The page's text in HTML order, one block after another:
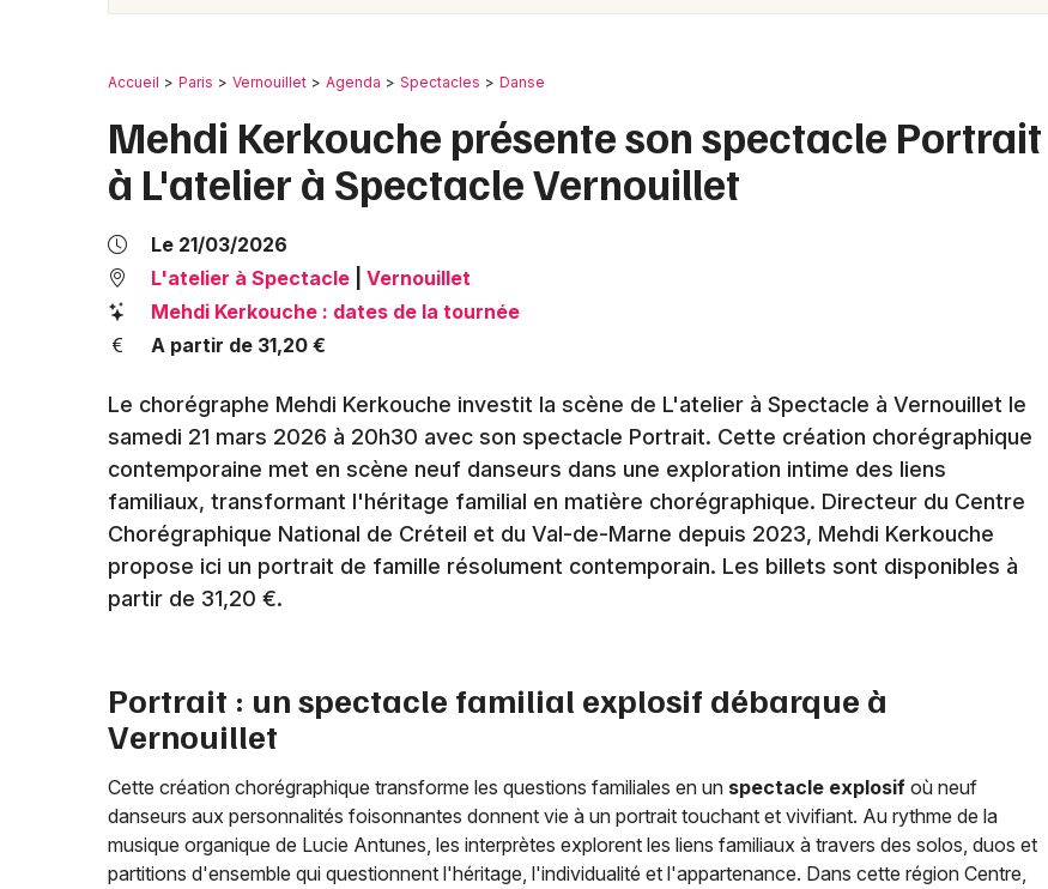
Soirées
Danse en Eure-et-Loir
Danse dans le Centre
Danse dans le Centre-Val de Loire
Artistes en tournée
Actus à Paris
Magazine à Paris
Mulhouse
Nice
Accueil Paris Vernouillet Agenda Spectacles Danse
Mehdi Kerkouche présente son spectacle Portrait
à L'atelier à Spectacle Vernouillet
Le 21/03/2026
L'atelier à Spectacle
Vernouillet
Mehdi Kerkouche : dates de la tournée
A partir de 31,20 €
Le chorégraphe Mehdi Kerkouche investit la scène de L'atelier à Spectacle à Vernouillet le
samedi 21 mars 2026 à 20h30 avec son spectacle Portrait. Cette création chorégraphique
contemporaine met en scène neuf danseurs dans une exploration intime des liens
familiaux, transformant l'héritage familial en matière chorégraphique. Directeur du Centre
Chorégraphique National de Créteil et du Val-de-Marne depuis 2023, Mehdi Kerkouche
propose ici un portrait de famille résolument contemporain. Les billets sont disponibles à
partir de 31,20 €.
Portrait : un spectacle familial explosif débarque à
Vernouillet
Cette création chorégraphique transforme les questions familiales en un spectacle explosif où neuf
danseurs aux personnalités foisonnantes donnent vie à un portrait touchant et vivifiant. Au rythme de la
musique organique de Lucie Antunes, les interprètes explorent les liens familiaux à travers des solos, duos et
partitions d'ensemble qui questionnent l'héritage, l'individualité et l'appartenance. Dans cette région Centre,